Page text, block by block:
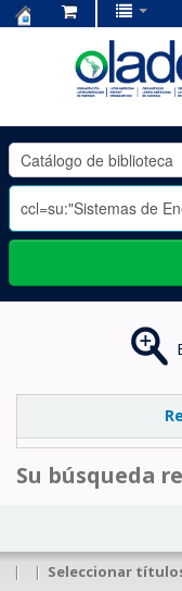
OLADE
-
Su búsqueda
| | Seleccionar